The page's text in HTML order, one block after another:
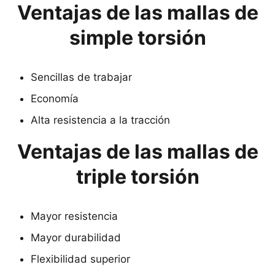
Ventajas de las mallas de
simple torsión
Sencillas de trabajar
Economía
Alta resistencia a la tracción
Ventajas de las mallas de
triple torsión
Mayor resistencia
Mayor durabilidad
Flexibilidad superior